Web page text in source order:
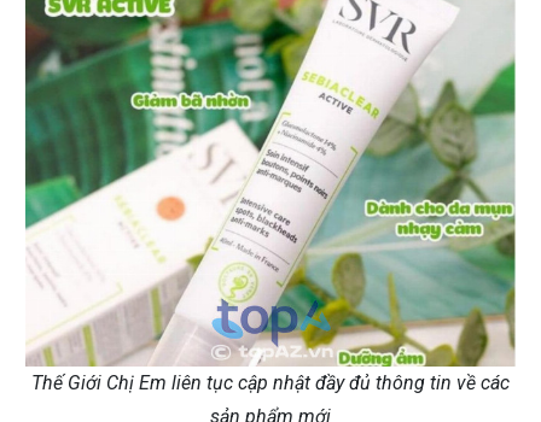
Thế Giới Chị Em liên tục cập nhật đầy đủ thông tin về các
sản phẩm mới